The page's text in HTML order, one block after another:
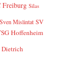
Freiburg Silas
Sven Mislintat SV
Hoffenheim